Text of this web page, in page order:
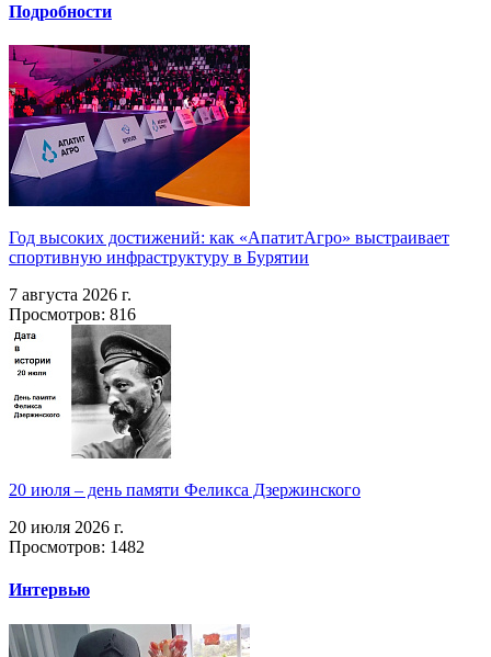
Подробности
Год высоких достижений: как «АпатитАгро» выстраивает
спортивную инфраструктуру в Бурятии
7 августа 2026 г.
Просмотров: 816
20 июля – день памяти Феликса Дзержинского
20 июля 2026 г.
Просмотров: 1482
Интервью